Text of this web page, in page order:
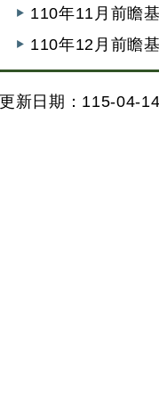
110年11月前瞻
110年12月前瞻
更新日期：115-04-14